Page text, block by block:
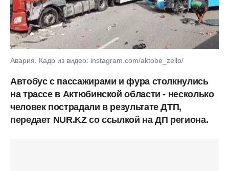
Авария. Кадр из видео: instagram.com/aktobe_zello/
Автобус с пассажирами и фура столкнулись
на трассе в Актюбинской области - несколько
человек пострадали в результате ДТП,
передает NUR.KZ со ссылкой на ДП региона.